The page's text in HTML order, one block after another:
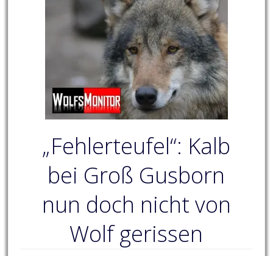
„Fehlerteufel“: Kalb
bei Groß Gusborn
nun doch nicht von
Wolf gerissen